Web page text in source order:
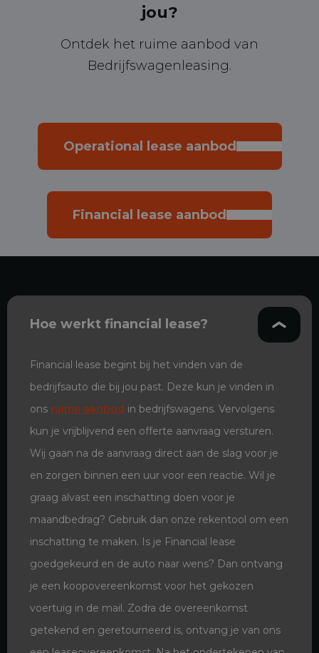
jou?
Ontdek het ruime aanbod van
Bedrijfswagenleasing.
Operational lease aanbod
Financial lease aanbod
Hoe werkt financial lease?
Financial lease begint bij het vinden van de
bedrijfsauto die bij jou past. Deze kun je vinden in
ons ruime aanbod in bedrijfswagens. Vervolgens
kun je vrijblijvend een offerte aanvraag versturen.
Wij gaan na de aanvraag direct aan de slag voor je
en zorgen binnen een uur voor een reactie. Wil je
graag alvast een inschatting doen voor je
maandbedrag? Gebruik dan onze rekentool om een
inschatting te maken. Is je Financial lease
goedgekeurd en de auto naar wens? Dan ontvang
je een koopovereenkomst voor het gekozen
voertuig in de mail. Zodra de overeenkomst
getekend en geretourneerd is, ontvang je van ons